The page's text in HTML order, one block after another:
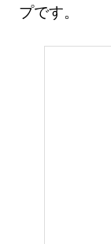
プです。